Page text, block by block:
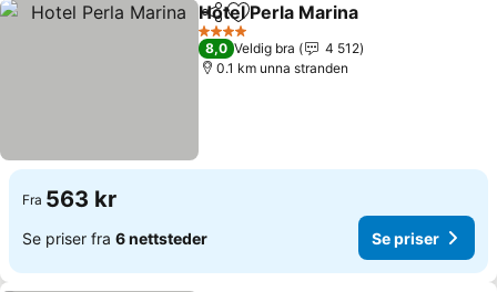
Del Legg til i favoritter
Hotel Perla Marina
4 Stjerner
8,0 Veldig bra
4 512
0.1 km unna stranden
Fra 563 kr
Se priser fra 6 nettsteder Se priser